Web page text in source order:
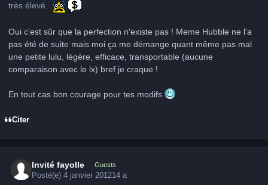
très élevé.
Oui c'est sûr que la perfection n'existe pas ! Meme Hubble ne l'a
pas été de suite mais moi ça me démange quant même pas mal
une petite lulu, légére, efficace, transportable (aucune
comparaison avec le lx) bref je craque !
En tout cas bon courage pour tes modifs
Citer
Invité fayolle Guests
Posté(e)4 janvier 201214 a